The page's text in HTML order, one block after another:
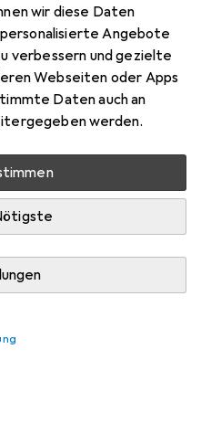
wir diese Daten
personalisierte Angebote
verbessern und gezielte
Webseiten oder Apps
Daten auch an
werden.
Testberichte
Sehr gut bei 1 Test
Merken